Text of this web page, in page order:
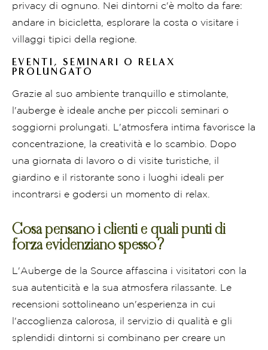
privacy di ognuno. Nei dintorni c'è molto da fare:
andare in bicicletta, esplorare la costa o visitare i
villaggi tipici della regione.
EVENTI, SEMINARI O RELAX
PROLUNGATO
Grazie al suo ambiente tranquillo e stimolante,
l'auberge è ideale anche per piccoli seminari o
soggiorni prolungati. L'atmosfera intima favorisce la
concentrazione, la creatività e lo scambio. Dopo
una giornata di lavoro o di visite turistiche, il
giardino e il ristorante sono i luoghi ideali per
incontrarsi e godersi un momento di relax.
Cosa pensano i clienti e quali punti di
forza evidenziano spesso?
L'Auberge de la Source affascina i visitatori con la
sua autenticità e la sua atmosfera rilassante. Le
recensioni sottolineano un'esperienza in cui
l'accoglienza calorosa, il servizio di qualità e gli
splendidi dintorni si combinano per creare un